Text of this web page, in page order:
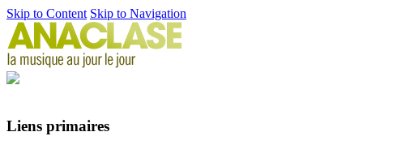
Skip to Content Skip to Navigation
Liens primaires